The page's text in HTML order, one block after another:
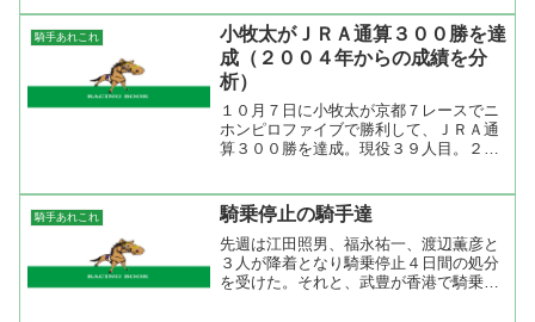
田将雅騎手が降着・騎乗停止処分を受け
た。 土曜日の結果を見る...
騎手あれこれ
小牧太がＪＲＡ通算３００勝を達
成（２００４年からの成績を分
析）
１０月７日に小牧太が京都７レースでニ
ホンピロファイブで勝利して、ＪＲＡ通
算３００勝を達成。現役３９人目。２０
２２７勝を挙げている。今年は先週まで
で４５勝を挙げてリーデ...
騎手あれこれ 騎乗停止の騎手達
先週は江田照男、福永祐一、渡辺薫彦と
３人が降着となり騎乗停止４日間の処分
を受けた。それと、武豊が香港で騎乗停